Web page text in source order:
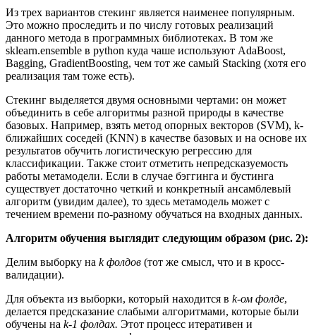
Из трех вариантов стекинг является наименее популярным.
Это можно проследить и по числу готовых реализаций
данного метода в программных библиотеках. В том же
sklearn.ensemble в python куда чаше используют AdaBoost,
Bagging, GradientBoosting, чем тот же самый Stacking (хотя его
реализация там тоже есть).
Стекинг выделяется двумя основными чертами: он может
объединить в себе алгоритмы разной природы в качестве
базовых. Например, взять метод опорных векторов (SVM), k-
ближайших соседей (KNN) в качестве базовых и на основе их
результатов обучить логистическую регрессию для
классификации. Также стоит отметить непредсказуемость
работы метамодели. Если в случае бэггинга и бустинга
существует достаточно четкий и конкретный ансамблевый
алгоритм (увидим далее), то здесь метамодель может с
течением времени по-разному обучаться на входных данных.
Алгоритм обучения выглядит следующим образом (рис. 2):
Делим выборку на k фолдов (тот же смысл, что и в кросс-
валидации).
Для объекта из выборки, который находится в k-ом фолде,
делается предсказание слабыми алгоритмами, которые были
обучены на k-1 фолдах. Этот процесс итеративен и